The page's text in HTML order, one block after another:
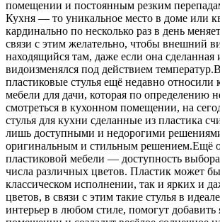
помещении и постоянным резким
Кухня — то уникальное место в доме или
кардинально по несколько раз в день
связи с этим желательно, чтобы внешний
находящийся там, даже если она сделанная
видоизменялся под действием
пластиковые стулья ещё недавно относили
мебели для дачи, которая по определению
смотреться в кухонном помещении, на
стулья для кухни сделанные из пластика
лишь доступными и недорогими
оригинальным и стильным решением.Ещё
пластиковой мебели — доступность
числа различных цветов. Пластик может
классическом исполнении, так и ярких и
цветов, в связи с этим такие стулья в
интерьер в любом стиле, помогут добавить